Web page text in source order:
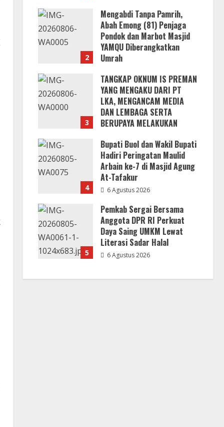
2
Mengabdi Tanpa Pamrih,
Abah Emong (81) Penjaga
Pondok dan Marbot Masjid
YAMQU Diberangkatkan
Umrah
3
TANGKAP OKNUM IS PREMAN
YANG MENGAKU DARI PT
LKA, MENGANCAM MEDIA
DAN LEMBAGA SERTA
BERUPAYA MELAKUKAN
6 Agustus 2026
4
Bupati Buol dan Wakil Bupati
Hadiri Peringatan Maulid
Arbain ke-7 di Masjid Agung
At-Tafakur
6 Agustus 2026
5
Pemkab Sergai Bersama
Anggota DPR RI Perkuat
Daya Saing UMKM Lewat
Literasi Sadar Halal
6 Agustus 2026